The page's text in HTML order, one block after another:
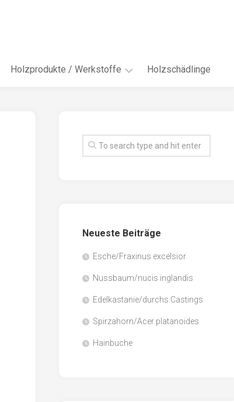
Holzprodukte / Werkstoffe
Faserwerkstoffe
Sägenebenprodukte
Holzschädlinge
Neueste Beiträge
Esche/Fraxinus excelsior
Nussbaum/nucis inglandis
Edelkastanie/durchs Castings
Spirzahorn/Acer platanoides
Hainbuche